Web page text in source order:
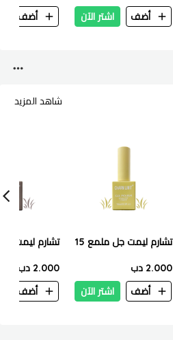
أضف
اشتر الآن
أضف
شاهد المزيد
تشارم ليمت جل ملمع 15
2.000 دب
أضف
اشتر الآن
تشارم ليمت جل
2.000 دب
أضف